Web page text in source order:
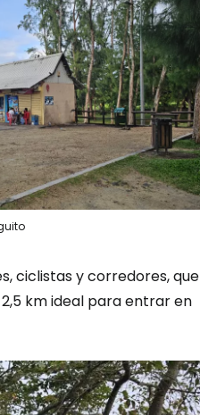
ciclistas y corredores, que
km ideal para entrar en